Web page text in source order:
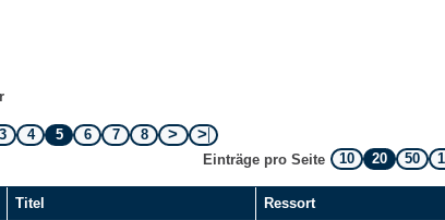
3 4 5 6 7
8
Einträge pro Seite
10 20 50
Titel Ressort